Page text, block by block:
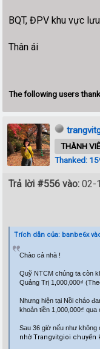
BQT, ĐPV khu vực
Thân ái
The following users
THÀNH
Thanked:
Trả lời #556 vào: 02-
Trích dẫn của: banbe6x
Chào cả nhà !
Quỹ NTCM chúng ta còn
Quảng Trị 1,000,000₫
Nhưng hiện tại Nồi cháo
khoản tiền 1,000,000₫ qua
Sau 36 giờ nếu như không
nhờ Trangvitgioi chuyển